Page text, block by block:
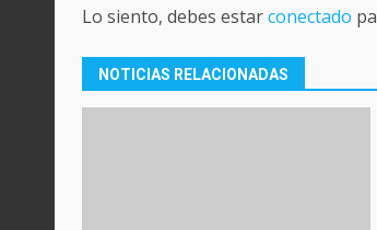
Lo siento, debes estarconectado
NOTICIAS RELACIONADAS